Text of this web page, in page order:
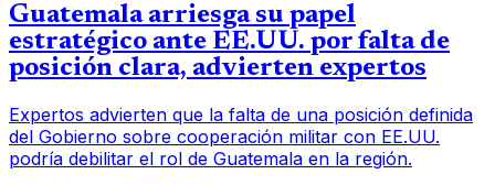
Guatemala arriesga su papel
estratégico ante EE.UU. por falta de
posición clara, advierten expertos
Expertos advierten que la falta de una posición definida
del Gobierno sobre cooperación militar con EE.UU.
podría debilitar el rol de Guatemala en la región.